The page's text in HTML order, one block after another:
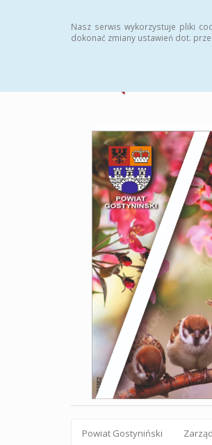
Nasz serwis wykorzystuje pliki
dokonać zmiany ustawień dot.
Powiat Gostyniński